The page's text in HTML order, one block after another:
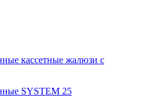
кассетные жалюзи с
SYSTEM 25